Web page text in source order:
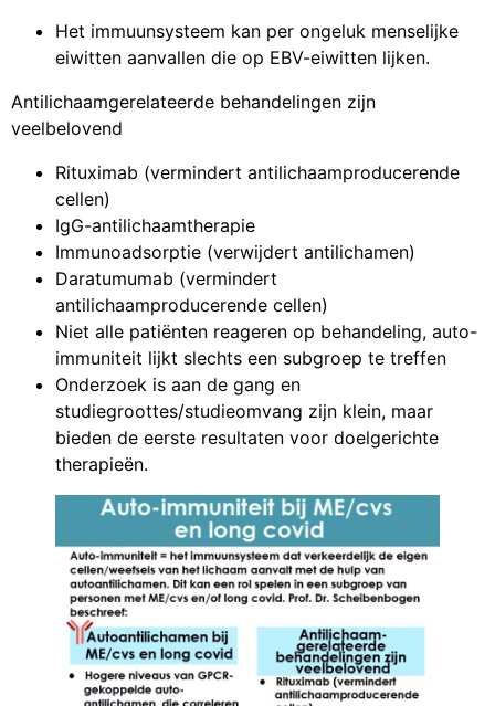
Het immuunsysteem kan per ongeluk menselijke
eiwitten aanvallen die op EBV-eiwitten lijken.
Antilichaamgerelateerde behandelingen zijn
veelbelovend
Rituximab (vermindert antilichaamproducerende
cellen)
IgG-antilichaamtherapie
Immunoadsorptie (verwijdert antilichamen)
Daratumumab (vermindert
antilichaamproducerende cellen)
Niet alle patiënten reageren op behandeling, auto-
immuniteit lijkt slechts een subgroep te treffen
Onderzoek is aan de gang en
studiegroottes/studieomvang zijn klein, maar
bieden de eerste resultaten voor doelgerichte
therapieën.